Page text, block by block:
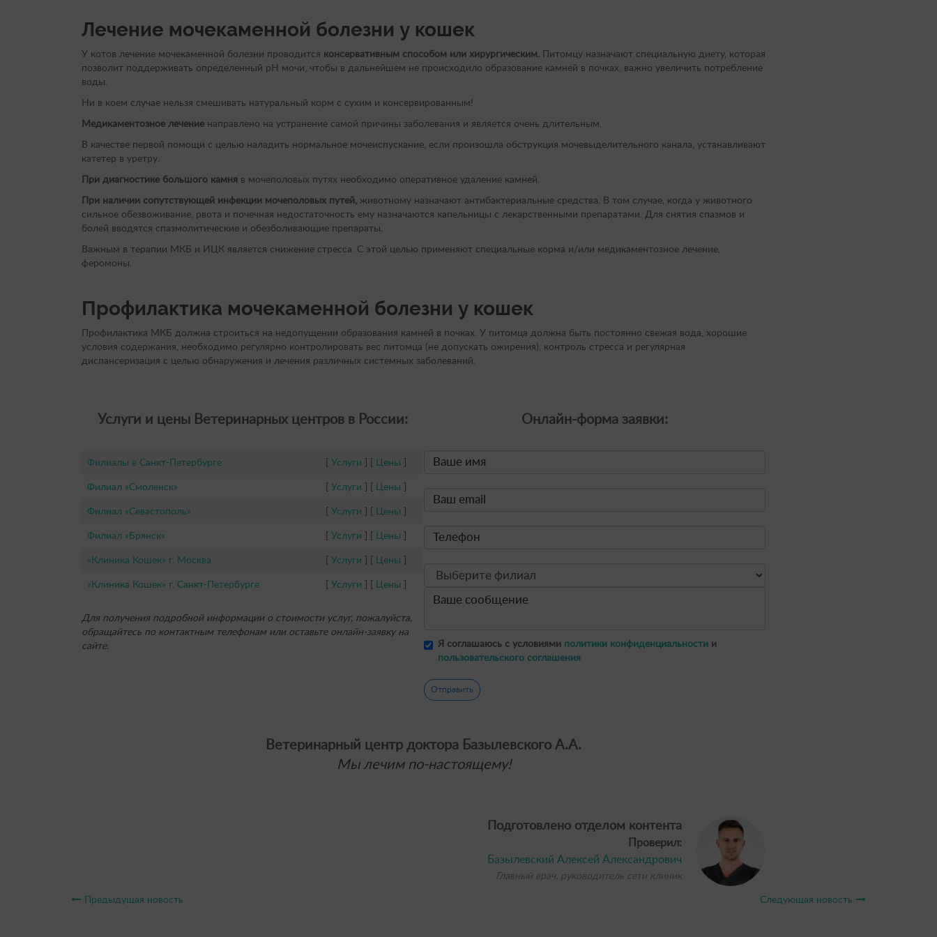
Лечение мочекаменной болезни у кошек
У котов лечение мочекаменной болезни проводится консервативным способом или хирургическим.
Питомцу назначают специальную диету, которая
позволит поддерживать определенный рН мочи, чтобы в дальнейшем не происходило образование камней в почках, важно увеличить потребление
воды.
Ни в коем случае нельзя смешивать натуральный корм с сухим и консервированным!
Медикаментозное лечение направлено на устранение самой причины заболевания и является очень длительным.
В качестве первой помощи с целью наладить нормальное мочеиспускание, если произошла обструкция мочевыделительного канала, устанавливают
катетер в уретру.
При диагностике большого камня в мочеполовых путях необходимо оперативное удаление камней.
При наличии сопутствующей инфекции мочеполовых путей, животному назначают антибактериальные средства. В том случае, когда у животного
сильное обезвоживание, рвота и почечная недостаточность ему назначаются капельницы с лекарственными препаратами. Для снятия спазмов и
болей вводятся спазмолитические и обезболивающие препараты.
Важным в терапии МКБ и ИЦК является снижение стресса. С этой целью применяют специальные корма и/или медикаментозное лечение,
феромоны.
Профилактика мочекаменной болезни у кошек
Профилактика МКБ должна строиться на недопущении образования камней в почках. У питомца должна быть постоянно свежая вода, хорошие
условия содержания, необходимо регулярно контролировать вес питомца (не допускать ожирения), контроль стресса и регулярная
диспансеризация с целью обнаружения и лечения различных системных заболеваний.
Услуги и цены Ветеринарных центров в России:
Филиалы в Санкт-Петербурге Услуги Цены
Филиал «Смоленск» Услуги Цены
Филиал «Севастополь» Услуги Цены
Филиал «Брянск» Услуги Цены
«Клиника Кошек» г. Москва Услуги Цены
«Клиника Кошек» г. Санкт-Петербурге Услуги Цены
Для получения подробной информации о стоимости услуг, пожалуйста,
обращайтесь по контактным телефонам или оставьте онлайн-заявку на
сайте.
Онлайн-форма заявки:
Я соглашаюсь с условиями политики конфиденциальностии
пользовательского соглашения
Отправить
Ветеринарный центр доктора Базылевского А.А.
Мы лечим по-настоящему!
Подготовлено отделом контента
Проверил:
Базылевский Алексей Александрович
Главный врач, руководитель сети клиник
Предыдущая новость Следующая новость